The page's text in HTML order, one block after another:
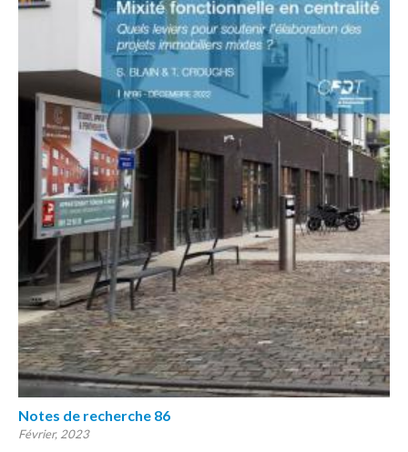
Notes de recherche 86
Février, 2023